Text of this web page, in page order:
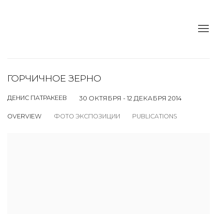
ГОРЧИЧНОЕ ЗЕРНО
ДЕНИС ПАТРАКЕЕВ 30 ОКТЯБРЯ - 12 ДЕКАБРЯ 2014
OVERVIEW ФОТО ЭКСПОЗИЦИИ PUBLICATIONS